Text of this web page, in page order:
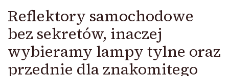
Reflektory samochodowe
bez sekretów, inaczej
wybieramy lampy tylne oraz
przednie dla znakomitego